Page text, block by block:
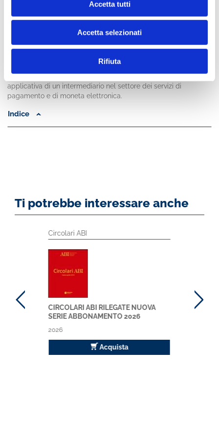
Accetta tutti
Accetta selezionati
Rifiuta
tradizionale e contratto semplificato in relazione alla «tenuta»
in giudizio, della rispondenza alle normative di trasparenza e
un’analisi basata sugli studi di finanza comportamentale. Il
volume è completato dai risultati di un’indagine del FinTech
District di Milano sull’esperienza delle FinTech attive nei settori
della semplificazione dei processi e della gestione
documentale e da un case study relativo all’esperienza
applicativa di un intermediario nel settore dei servizi di
pagamento e di moneta elettronica.
Indice
Ti potrebbe interessare anche
Circolari ABI
CIRCOLARI ABI RILEGATE NUOVA
SERIE ABBONAMENTO 2026
2026
Acquista